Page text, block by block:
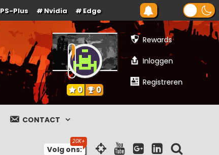
PS-Plus Nvidia Edge
Rewards
Inloggen
Registreren
0 0
CONTACT
Volg ons: